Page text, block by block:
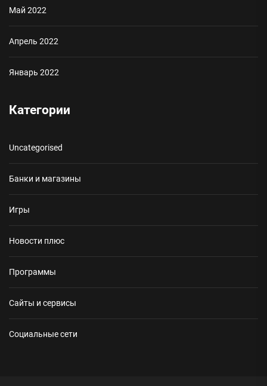
Май 2022
Апрель 2022
Январь 2022
Категории
Uncategorised
Банки и магазины
Игры
Новости плюс
Программы
Сайты и сервисы
Социальные сети